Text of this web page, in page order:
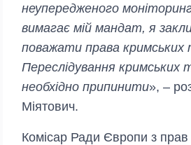
неупередженого
вимагає мій мандат, я
поважати права
Переслідування кримських
необхідно припинити», –
Міятович.
Комісар Ради Європи з